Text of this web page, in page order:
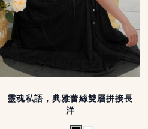
靈魂私語，典雅蕾絲雙層拼接長
洋